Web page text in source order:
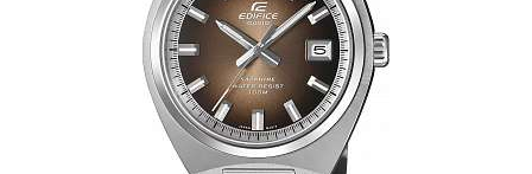
Edifice
EFB-109D-5A
i